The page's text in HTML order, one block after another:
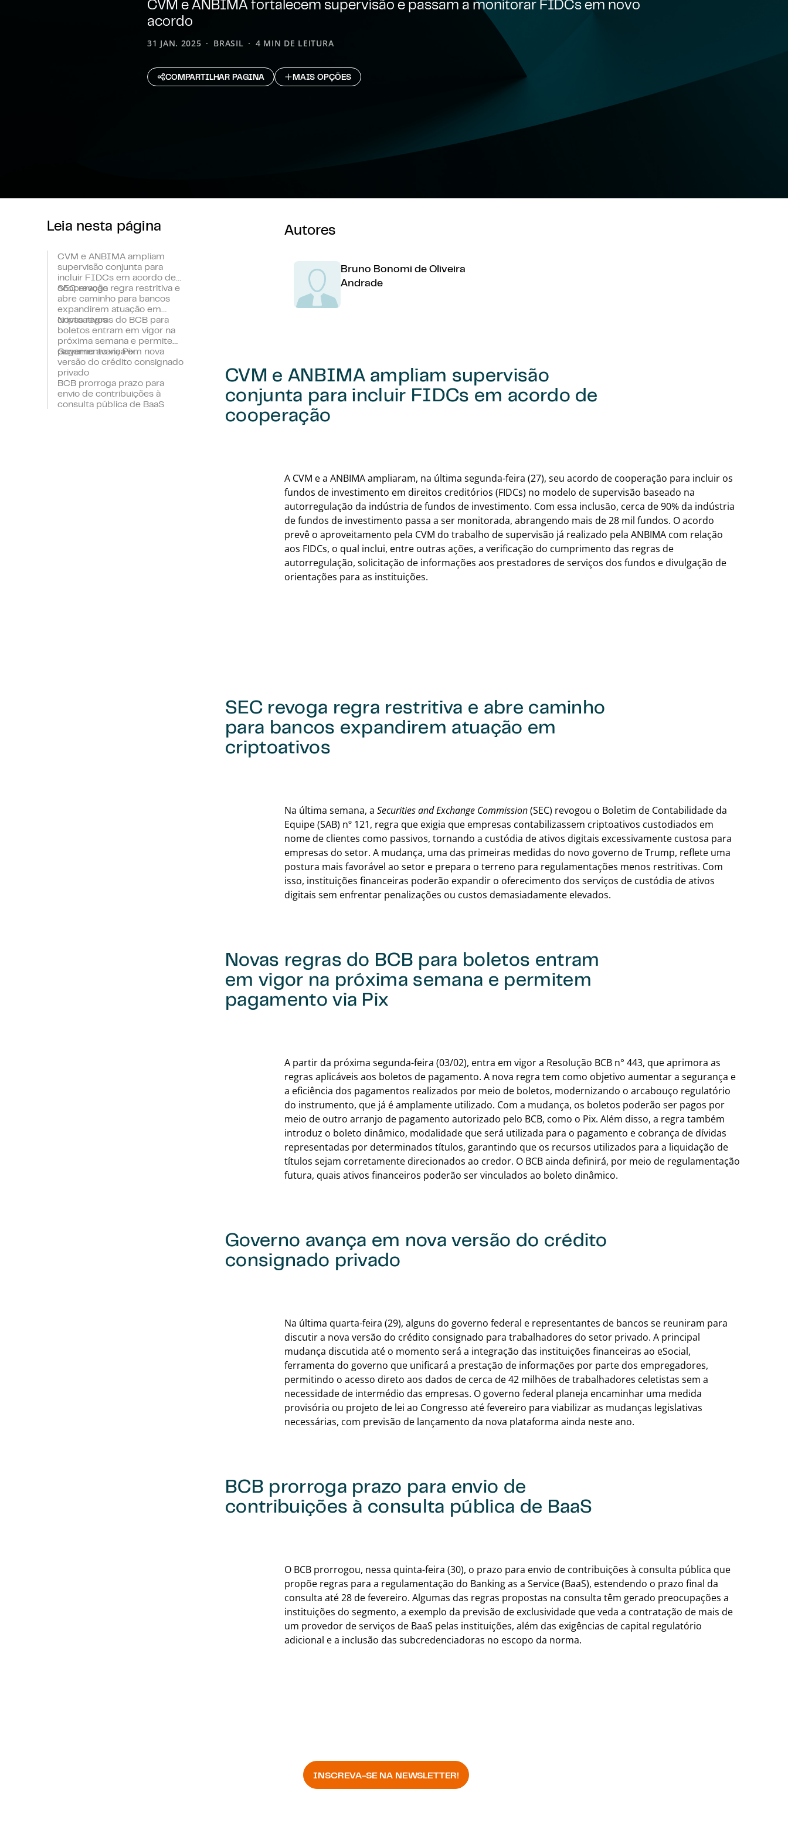
CVM e ANBIMA fortalecem supervisão e passam a monitorar FIDCs em novo
acordo
31 JAN. 2025 BRASIL 4 MIN DE LEITURA
COMPARTILHAR PAGINA MAIS OPÇÕES
Leia nesta página
CVM e ANBIMA ampliam
supervisão conjunta para
incluir FIDCs em acordo de
cooperação
SEC revoga regra restritiva e
abre caminho para bancos
expandirem atuação em
criptoativos
Novas regras do BCB para
boletos entram em vigor na
próxima semana e permitem
pagamento via Pix
Governo avança em nova
versão do crédito consignado
privado
BCB prorroga prazo para
envio de contribuições à
consulta pública de BaaS
Autores
Bruno Bonomi de Oliveira
Andrade
CVM e ANBIMA ampliam supervisão
conjunta para incluir FIDCs em acordo de
cooperação
A CVM e a ANBIMA ampliaram, na última segunda-feira (27), seu acordo de cooperação para incluir os
fundos de investimento em direitos creditórios (FIDCs) no modelo de supervisão baseado na
autorregulação da indústria de fundos de investimento. Com essa inclusão, cerca de 90% da indústria
de fundos de investimento passa a ser monitorada, abrangendo mais de 28 mil fundos. O acordo
prevê o aproveitamento pela CVM do trabalho de supervisão já realizado pela ANBIMA com relação
aos FIDCs, o qual inclui, entre outras ações, a verificação do cumprimento das regras de
autorregulação, solicitação de informações aos prestadores de serviços dos fundos e divulgação de
orientações para as instituições.
SEC revoga regra restritiva e abre caminho
para bancos expandirem atuação em
criptoativos
Na última semana, aSecurities and Exchange Commission(SEC) revogou o Boletim de Contabilidade da
Equipe (SAB) nº 121, regra que exigia que empresas contabilizassem criptoativos custodiados em
nome de clientes como passivos, tornando a custódia de ativos digitais excessivamente custosa para
empresas do setor. A mudança, uma das primeiras medidas do novo governo de Trump, reflete uma
postura mais favorável ao setor e prepara o terreno para regulamentações menos restritivas. Com
isso, instituições financeiras poderão expandir o oferecimento dos serviços de custódia de ativos
digitais sem enfrentar penalizações ou custos demasiadamente elevados.
Novas regras do BCB para boletos entram
em vigor na próxima semana e permitem
pagamento via Pix
A partir da próxima segunda-feira (03/02), entra em vigor a Resolução BCB n° 443, que aprimora as
regras aplicáveis aos boletos de pagamento. A nova regra tem como objetivo aumentar a segurança e
a eficiência dos pagamentos realizados por meio de boletos, modernizando o arcabouço regulatório
do instrumento, que já é amplamente utilizado. Com a mudança, os boletos poderão ser pagos por
meio de outro arranjo de pagamento autorizado pelo BCB, como o Pix. Além disso, a regra também
introduz o boleto dinâmico, modalidade que será utilizada para o pagamento e cobrança de dívidas
representadas por determinados títulos, garantindo que os recursos utilizados para a liquidação de
títulos sejam corretamente direcionados ao credor. O BCB ainda definirá, por meio de regulamentação
futura, quais ativos financeiros poderão ser vinculados ao boleto dinâmico.
Governo avança em nova versão do crédito
consignado privado
Na última quarta-feira (29), alguns do governo federal e representantes de bancos se reuniram para
discutir a nova versão do crédito consignado para trabalhadores do setor privado. A principal
mudança discutida até o momento será a integração das instituições financeiras ao eSocial,
ferramenta do governo que unificará a prestação de informações por parte dos empregadores,
permitindo o acesso direto aos dados de cerca de 42 milhões de trabalhadores celetistas sem a
necessidade de intermédio das empresas. O governo federal planeja encaminhar uma medida
provisória ou projeto de lei ao Congresso até fevereiro para viabilizar as mudanças legislativas
necessárias, com previsão de lançamento da nova plataforma ainda neste ano.
BCB prorroga prazo para envio de
contribuições à consulta pública de BaaS
O BCB prorrogou, nessa quinta-feira (30), o prazo para envio de contribuições à consulta pública que
propõe regras para a regulamentação do Banking as a Service (BaaS), estendendo o prazo final da
consulta até 28 de fevereiro. Algumas das regras propostas na consulta têm gerado preocupações a
instituições do segmento, a exemplo da previsão de exclusividade que veda a contratação de mais de
um provedor de serviços de BaaS pelas instituições, além das exigências de capital regulatório
adicional e a inclusão das subcredenciadoras no escopo da norma.
INSCREVA-SE NA NEWSLETTER!